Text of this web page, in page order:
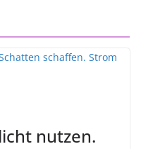
nutzen.